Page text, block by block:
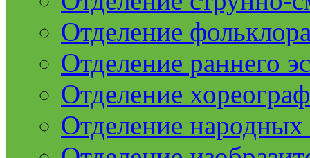
Отделение
Отделение раннего
Отделение
Отделение народных